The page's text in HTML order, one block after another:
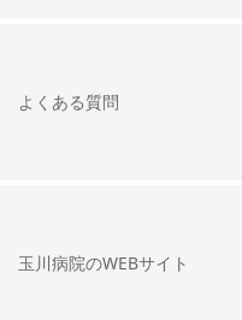
よくある質問
玉川病院のWEBサイト